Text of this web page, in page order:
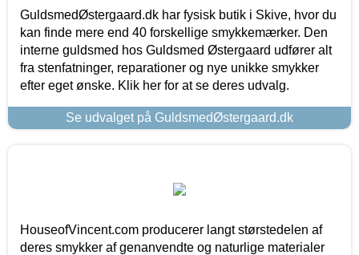
GuldsmedØstergaard.dk har fysisk butik i Skive, hvor du
kan finde mere end 40 forskellige smykkemærker. Den
interne guldsmed hos Guldsmed Østergaard udfører alt
fra stenfatninger, reparationer og nye unikke smykker
efter eget ønske. Klik her for at se deres udvalg.
Se udvalget på GuldsmedØstergaard.dk
HouseofVincent.com producerer langt størstedelen af
deres smykker af genanvendte og naturlige materialer